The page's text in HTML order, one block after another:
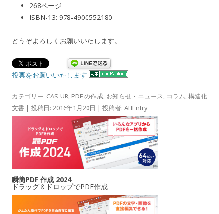
268ページ
ISBN-13: 978-4900552180
どうぞよろしくお願いいたします。
投票をお願いいたします
カテゴリー: CAS-UB, PDF の作成, お知らせ・ニュース, コラム,構造化
文書 | 投稿日: 2016年1月20日 | 投稿者: AHEntry
瞬簡PDF 作成 2024
ドラッグ＆ドロップでPDF作成